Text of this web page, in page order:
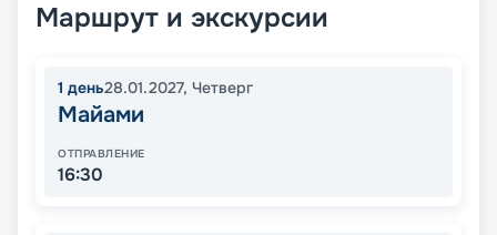
Маршрут и экскурсии
1 день28.01.2027, Четверг
Майами
ОТПРАВЛЕНИЕ
16:30